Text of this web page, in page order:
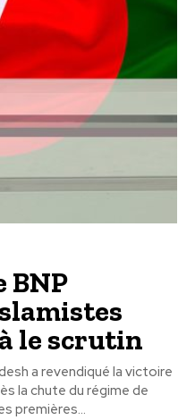
BNP
le scrutin
a revendiqué la victoire
la chute du régime de
2024. Selon les premières...